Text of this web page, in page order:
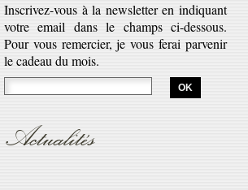
Inscrivez-vous à la newsletter en indiquant
votre email dans le champs ci-dessous.
Pour vous remercier, je vous ferai parvenir
le cadeau du mois.
Actualités
Adaptation d’une pièce radiophonique de
Robert Desnos illustrant la véritable saga
qu’est l’histoire de Fantômas. Cette série...